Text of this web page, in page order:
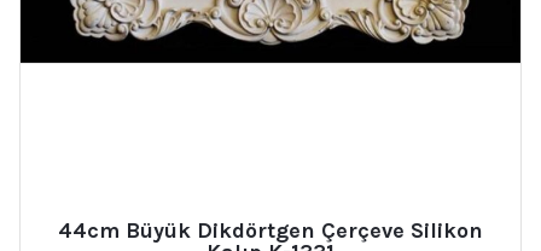
44cm Büyük Dikdörtgen Çerçeve Silikon